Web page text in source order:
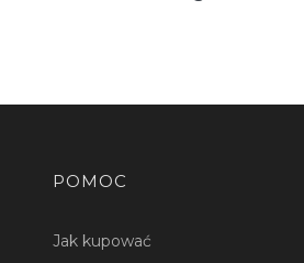
Linki w stopce
POMOC
Jak kupować